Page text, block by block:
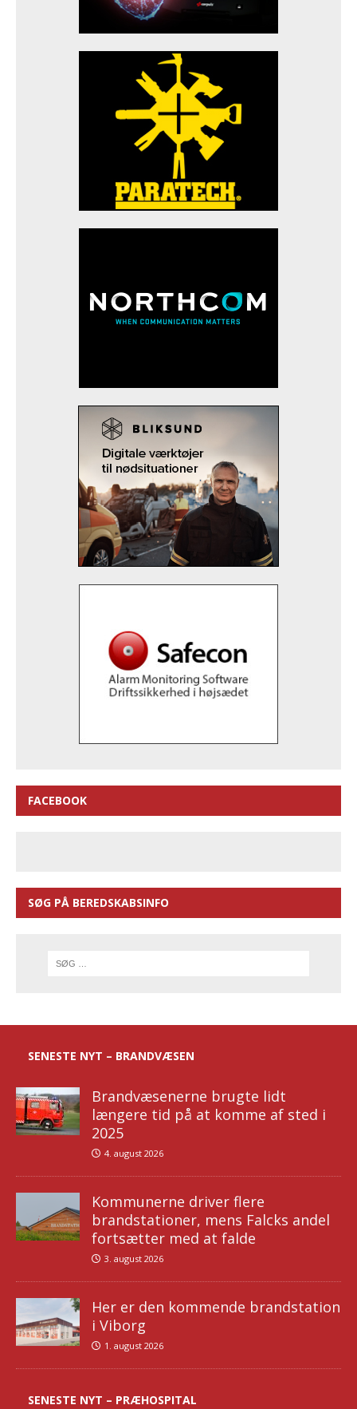
FACEBOOK
SØG PÅ BEREDSKABSINFO
SENESTE NYT – BRANDVÆSEN
Brandvæsenerne brugte lidt
længere tid på at komme af sted i
2025
4. august 2026
Kommunerne driver flere
brandstationer, mens Falcks andel
fortsætter med at falde
3. august 2026
Her er den kommende brandstation
i Viborg
1. august 2026
SENESTE NYT – PRÆHOSPITAL